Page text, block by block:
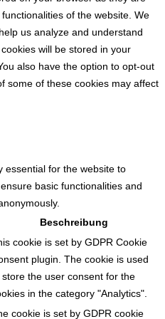
of the website. We
us analyze and understand
will be stored in your
also have the option to opt-out
some of these cookies may affect
essential for the website to
basic functionalities and
Beschreibung
cookie is set by GDPR Cookie
plugin. The cookie is used
store the user consent for the
in the category "Analytics".
cookie is set by GDPR cookie